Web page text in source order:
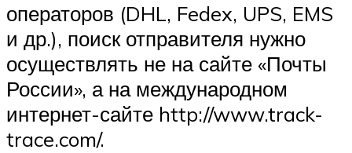
операторов (DHL, Fedex, UPS, EMS
и др.), поиск отправителя нужно
осуществлять не на сайте «Почты
России», а на международном
интернет-сайте http://www.track-
trace.com/.